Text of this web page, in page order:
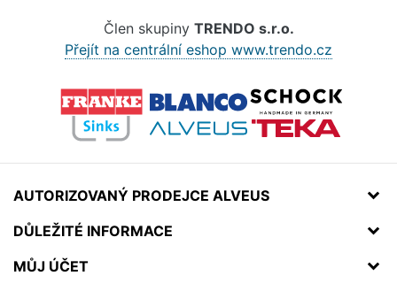
Člen skupiny TRENDO s.r.o.
Přejít na centrální eshop www.trendo.cz
AUTORIZOVANÝ PRODEJCE ALVEUS
DŮLEŽITÉ INFORMACE
MŮJ ÚČET